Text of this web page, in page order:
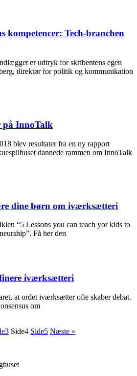
kompetencer: Tech-branchen
er udtryk for skribentens egen
direktør for politik og kommunikation
på InnoTalk
blev resultater fra en ny rapport
dannede rammen om InnoTalk
dine børn om iværksætteri
“5 Lessons you can teach yor kids to
Få her den
iværksætteri
at ordet iværksætter ofte skaber debat.
om
3 Side4 Side5 Næste »